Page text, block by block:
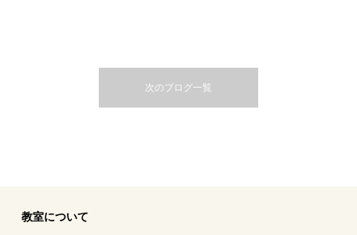
次のブログ一覧
教室について